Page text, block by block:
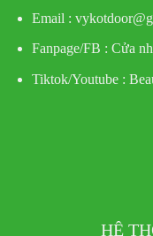
Email :
Fanpage/FB : Cửa
Tiktok/Youtube :
HỆ